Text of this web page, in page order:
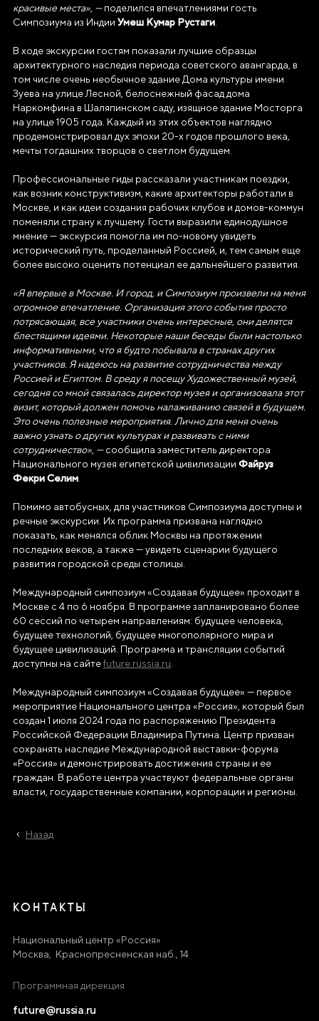
красивые места», —поделился впечатлениями гость
Симпозиума из Индии Умеш Кумар Рустаги
В ходе экскурсии гостям показали лучшие образцы
архитектурного наследия периода советского авангарда, в
том числе очень необычное здание Дома культуры имени
Зуева на улице Лесной, белоснежный фасад дома
Наркомфина в Шаляпинском саду, изящное здание Мосторга
на улице 1905 года. Каждый из этих объектов наглядно
продемонстрировал дух эпохи 20-х годов прошлого века,
мечты тогдашних творцов о светлом будущем.
Профессиональные гиды рассказали участникам поездки,
как возник конструктивизм, какие архитекторы работали в
Москве, и как идеи создания рабочих клубов и домов-коммун
поменяли страну к лучшему. Гости выразили единодушное
мнение — экскурсия помогла им по-новому увидеть
исторический путь, проделанный Россией, и, тем самым еще
более высоко оценить потенциал ее дальнейшего развития.
«Я впервые в Москве. И город, и Симпозиум произвели на меня
огромное впечатление. Организация этого события просто
потрясающая, все участники очень интересные, они делятся
блестящими идеями. Некоторые наши беседы были настолько
информативными, что я будто побывала в странах других
участников. Я надеюсь на развитие сотрудничества между
Россией и Египтом. В среду я посещу Художественный музей,
сегодня со мной связалась директор музея и организовала этот
визит, который должен помочь налаживанию связей в будущем.
Это очень полезные мероприятия. Лично для меня очень
важно узнать о других культурах и развивать с ними
сотрудничество», —сообщила заместитель директора
Национального музея египетской цивилизации Файруз
Фекри Селим
Помимо автобусных, для участников Симпозиума доступны и
речные экскурсии. Их программа призвана наглядно
показать, как менялся облик Москвы на протяжении
последних веков, а также — увидеть сценарии будущего
развития городской среды столицы.
Международный симпозиум «Создавая будущее» проходит в
Москве с 4 по 6 ноября. В программе запланировано более
60 сессий по четырем направлениям: будущее человека,
будущее технологий, будущее многополярного мира и
будущее цивилизаций. Программа и трансляции событий
доступны на сайтеfuture.russia.ru
Международный симпозиум «Создавая будущее» — первое
мероприятие Национального центра «Россия», который был
создан 1 июля 2024 года по распоряжению Президента
Российской Федерации Владимира Путина. Центр призван
сохранять наследие Международной выставки-форума
«Россия» и демонстрировать достижения страны и ее
граждан. В работе центра участвуют федеральные органы
власти, государственные компании, корпорации и регионы.
Назад
КОНТАКТЫ
Национальный центр «Россия»
Москва, Краснопресненская наб., 14
Программная дирекция
future@russia.ru
АВТОНОМНАЯ НЕКОММЕРЧЕСКАЯ
ВЫСТАВКИ ДОСТИЖЕНИЙ
"РОССИЯ"»
Генеральный директор Автономной некоммерческой
организации «Дирекция Выставки Достижений "Россия"»
Наталья Сергеевна Виртуозова
Юридический адрес
119180, город Москва, пер Бродников, д. 7
стр. 2
ОГРН
1237700185645
ИНН/КПП
9703137862/770601001
Телефон
+7(495)109-97-70
E-mail
info@ano.dea.ru